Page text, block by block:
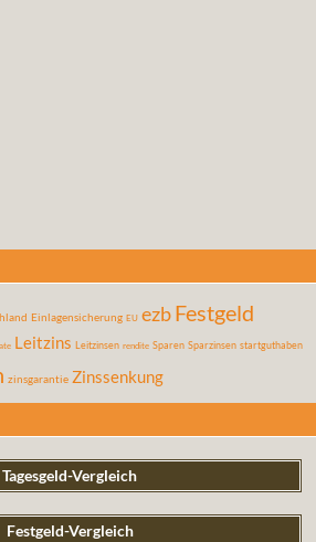
Einlagensicherung EU ezbFestgeld
Leitzins Leitzinsen rendite Sparen Sparzinsen startguthaben
zinsgarantie Zinssenkung
Tagesgeld-Vergleich
Festgeld-Vergleich